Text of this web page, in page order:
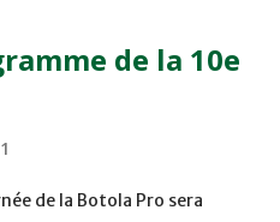
de la 10e
de la Botola Pro sera